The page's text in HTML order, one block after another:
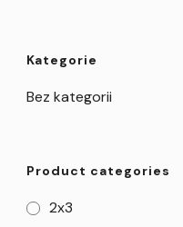
Kategorie
Bez kategorii
Product categories
2x3